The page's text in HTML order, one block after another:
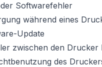
Softwarefehler
während eines
Update
zwischen den Drucker
des